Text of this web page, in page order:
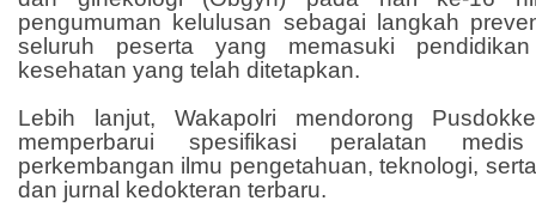
pengumuman kelulusan sebagai langkah
seluruh peserta yang memasuki
kesehatan yang telah ditetapkan.
Lebih lanjut, Wakapolri mendorong
memperbarui spesifikasi peralatan
perkembangan ilmu pengetahuan, teknologi,
dan jurnal kedokteran terbaru.